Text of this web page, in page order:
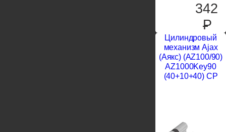
342
P
Цилиндровый
механизм Ajax
(Аякс) (AZ100/90)
AZ1000Key90
(40+10+40) CP